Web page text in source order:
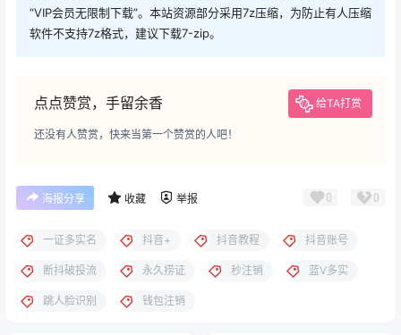
“VIP会员无限制下载”。本站资源部分采用7z压缩，为防止有人压缩
软件不支持7z格式，建议下载7-zip。
点点赞赏，手留余香 给TA打赏
还没有人赞赏，快来当第一个赞赏的人吧！
海报分享 收藏 举报 0 0
一证多实名 抖音+ 抖音教程 抖音账号
断抖破投流 永久捞证 秒注销 蓝V多实
跳人脸识别 钱包注销